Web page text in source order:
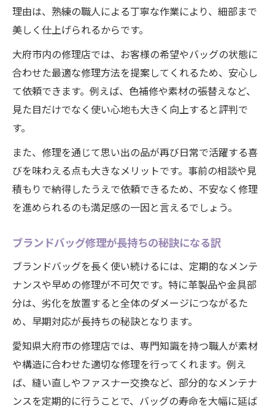
理由は、熟練の職人による丁寧な作業により、細部まで
美しく仕上げられるからです。
大府市内の修理店では、お客様の希望やバッグの状態に
合わせた最適な修理方法を提案してくれるため、安心し
て依頼できます。例えば、色補修や素材の張替えなど、
見た目だけでなく使い心地も大きく向上すると評判で
す。
また、修理を通じて思い出の品が再び日常で活躍する喜
びを味わえる点も大きなメリットです。事前の相談や見
積もりで納得したうえで依頼できるため、不安なく修理
を進められるのも満足感の一因と言えるでしょう。
ブランドバッグ修理が長持ちの秘訣になる訳
ブランドバッグを長く使い続けるには、定期的なメンテ
ナンスや早めの修理が不可欠です。特に革製品や金具部
分は、劣化を放置すると全体のダメージにつながるた
め、早期対応が長持ちの秘訣となります。
愛知県大府市の修理店では、専門知識を持つ職人が素材
や構造に合わせた適切な修理を行ってくれます。例え
ば、縫い直しやファスナー交換など、部分的なメンテナ
ンスを定期的に行うことで、バッグの寿命を大幅に延ば